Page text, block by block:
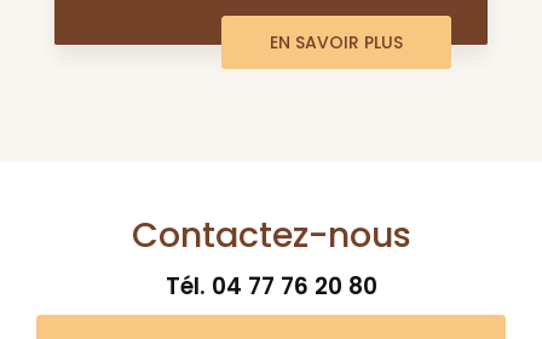
EN SAVOIR PLUS
Contactez-nous
Tél. 04 77 76 20 80